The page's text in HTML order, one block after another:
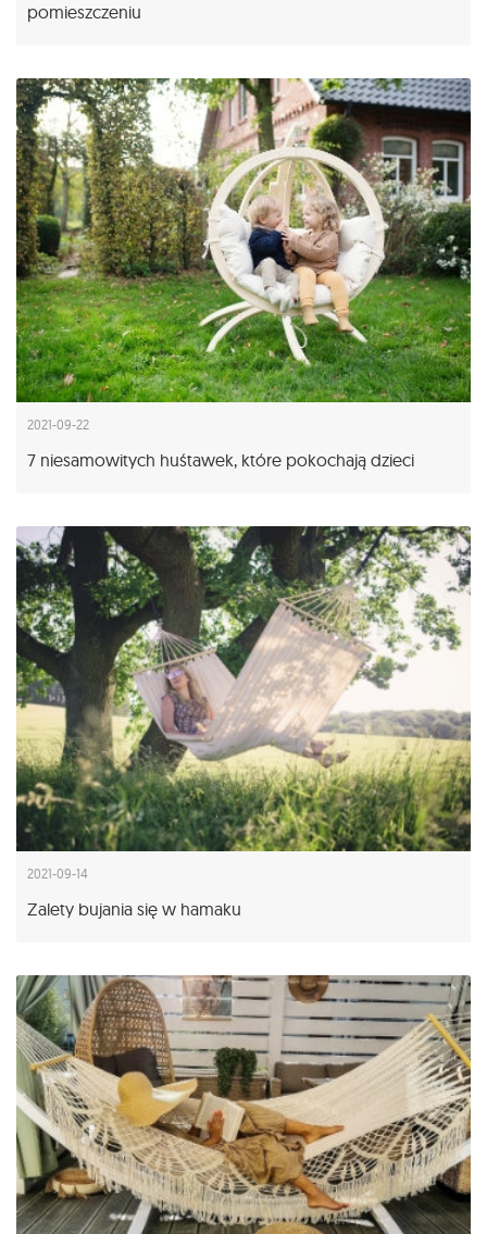
pomieszczeniu
2021-09-22
7 niesamowitych huśtawek, które pokochają dzieci
2021-09-14
Zalety bujania się w hamaku